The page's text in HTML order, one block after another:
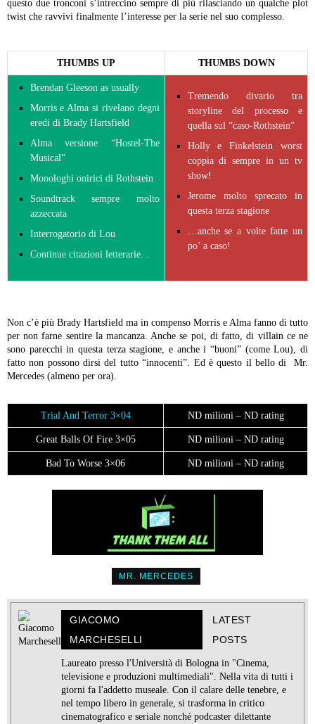
questo due tronconi s’intreccino sempre di più rilasciando un qualche plot
twist che ravvivi finalmente l’interesse per la serie nel suo complesso.
THUMBS UP THUMBS DOWN
Brendan Gleeson as usually
Morris e Alma si rivelano degni
eredi di Brady Hartsfield
Alma versione “Hostel-The
Musical”
Monologhi onirici di Rothstein
Soundtrack sempre molto
azzeccata
Interrogatorio di Lou
Continue citazioni letterarie…
Tremendo divario tra
storyline del processo e
quella sul “caso-Rothstein”
Holly e Finkelstein worst
coppia di sempre in un tv
show!
Jerome molto sprecato in
questa terza stagione
…anche se a volte fatte un
po’ a caso!
Non c’è più Brady Hartsfield ma in compenso Morris e Alma fanno di tutto
per non farne sentire la mancanza. Anche se poi, di fatto, di villain ce ne
sono parecchi in questa terza stagione, e anche i “buoni” (come Lou), di
fatto non possono dirsi del tutto “innocenti”. Ed è questo il bello di Mr.
Mercedes (almeno per ora).
Trial And Terror 3×04 ND milioni – ND rating
Great Balls Of Fire 3×05 ND milioni – ND rating
Bad To Worse 3×06 ND milioni – ND rating
MR. MERCEDES
GIACOMO
MARCHESELLI
LATEST
POSTS
Laureato presso l'Università di Bologna in "Cinema,
televisione e produzioni multimediali". Nella vita di tutti i
giorni fa l'addetto museale. Con il calare delle tenebre, e
nel tempo libero in generale, si trasforma in critico
cinematografico e seriale nonché podcaster dilettante